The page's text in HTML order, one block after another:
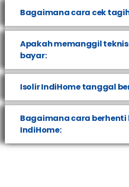
Bagaimana cara cek
Apakah memanggil
bayar:
Isolir IndiHome tanggal
Bagaimana cara
IndiHome: